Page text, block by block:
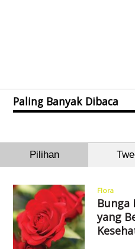
Paling Banyak Dibaca
Pilihan
Flora
Bunga
yang